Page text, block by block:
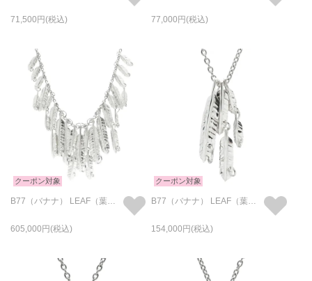
71,500 77,000
クーポン対象
B77（バナナ） LEAF（葉っぱ） FEATHER（葉根） バナナ リーフェザー ネックレス 27葉（SSSSSSSSSSSS&MMMMMMMMMM&LLLLL）
605,000
クーポン対象
B77（バナナ） LEAF（葉っぱ） FEATHER（葉根） バナナ リーフェザー ネックレス 5葉（SS&MM&L）
154,000